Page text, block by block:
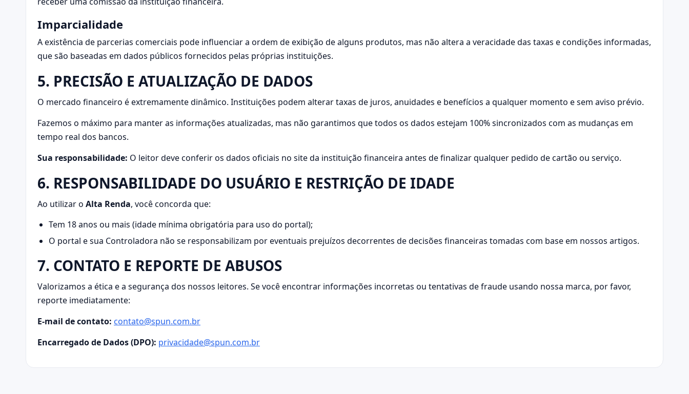
Imparcialidade
A existência de parcerias comerciais pode influenciar a ordem de exibição de alguns produtos, mas não altera a veracidade das taxas e condições informadas,
que são baseadas em dados públicos fornecidos pelas próprias instituições.
5. PRECISÃO E ATUALIZAÇÃO DE DADOS
O mercado financeiro é extremamente dinâmico. Instituições podem alterar taxas de juros, anuidades e benefícios a qualquer momento e sem aviso prévio.
Fazemos o máximo para manter as informações atualizadas, mas não garantimos que todos os dados estejam 100% sincronizados com as mudanças em
tempo real dos bancos.
Sua responsabilidade: O leitor deve conferir os dados oficiais no site da instituição financeira antes de finalizar qualquer pedido de cartão ou serviço.
6. RESPONSABILIDADE DO USUÁRIO E RESTRIÇÃO DE IDADE
Ao utilizar o Alta Renda, você concorda que:
Tem 18 anos ou mais (idade mínima obrigatória para uso do portal);
O portal e sua Controladora não se responsabilizam por eventuais prejuízos decorrentes de decisões financeiras tomadas com base em nossos artigos.
7. CONTATO E REPORTE DE ABUSOS
Valorizamos a ética e a segurança dos nossos leitores. Se você encontrar informações incorretas ou tentativas de fraude usando nossa marca, por favor,
reporte imediatamente:
E-mail de contato: contato@spun.com.br
Encarregado de Dados (DPO): privacidade@spun.com.br